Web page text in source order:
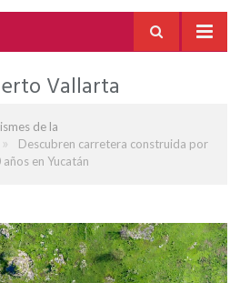
Vallarta
de la
»
Descubren carretera construida por
en Yucatán